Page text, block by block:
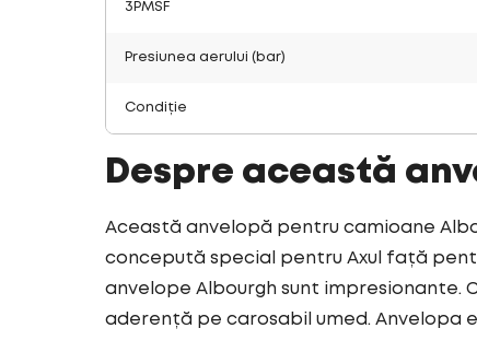
3PMSF
Presiunea aerului (bar)
Condiție
Despre această
Această anvelopă pentru camioane
concepută special pentru Axul față
anvelope Albourgh sunt impresionante.
aderență pe carosabil umed. Anvelopa